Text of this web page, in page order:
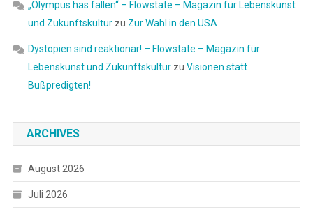
„Olympus has fallen“ – Flowstate – Magazin für Lebenskunst
und Zukunftskulturzu Zur Wahl in den USA
Dystopien sind reaktionär! – Flowstate – Magazin für
Lebenskunst und Zukunftskulturzu Visionen statt
Bußpredigten!
ARCHIVES
August 2026
Juli 2026